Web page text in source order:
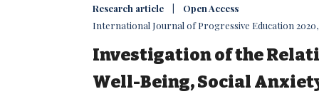
Research article | Open Access
International Journal of Progressive Education 2020,
Investigation of the
Well-Being, Social